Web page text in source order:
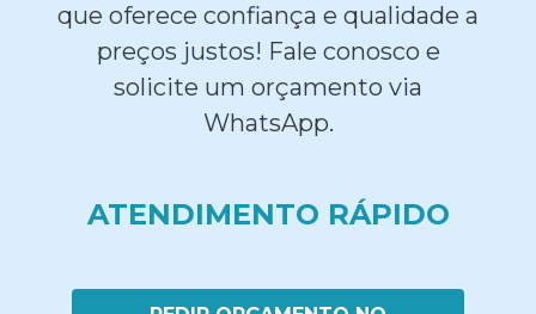
que oferece confiança e qualidade a
preços justos! Fale conosco e
solicite um orçamento via
WhatsApp.
ATENDIMENTO RÁPIDO